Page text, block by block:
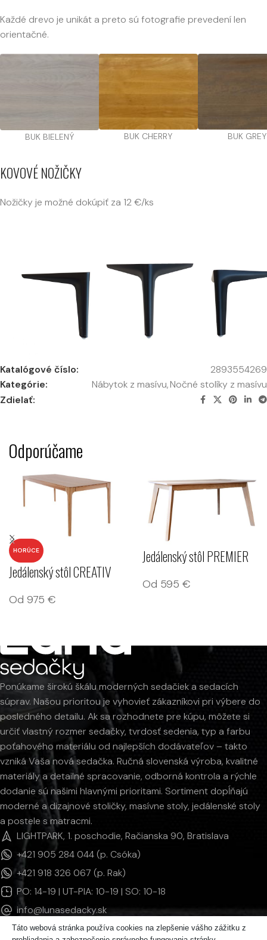
Každé drevo je unikát a preto sú fotografie prevedení len
orientačné.
BUK BIELENÝ BUK CHERRY BUK GREY
KOVOVÉ NOŽIČKY
Nožičky je možné dokúpiť za 12 €/ks
Katalógové číslo:
2893554269
Kategórie:
Nábytok z masívu,Nočné stolíky z masívu
Zdielať:
Odporúčame
HORÚCE
Jedálenský stôl CREATIV
Od 975 €
Jedálenský stôl PREMIER
Od 595 €
Ponúkame širokú škálu moderných sedačiek a sedacích
súprav. Našou prioritou je vyhovieť zákazníkovi pri výbere do
posledného detailu. Ak sa rozhodnete pre kúpu, môžete si
určiť vlastný rozmer sedačky, tvrdosť sedenia, typ a farbu
poťahového materiálu od najlepších dodávateľov – takto
vzniká Vaša nová sedačka. Ručná slovenská výroba, kvalitné
materiály a detailné spracovanie, odborná kontrola a rýchle
dodanie sú našimi hlavnými prioritami. Sortiment dopĺňajú
moderné a dizajnové stoličky, masívne stoly, jedálenské stoly
a postele s matracmi.
LIGHTPARK, 1. poschodie, Račianska 90, Bratislava
+421 905 284 044 (p. Csóka)
+421 918 326 067 (p. Rak)
PO: 14-19 | UT-PIA: 10-19 | SO: 10-18
info@lunasedacky.sk
Táto webová stránka používa cookies na zlepšenie vášho zážitku z